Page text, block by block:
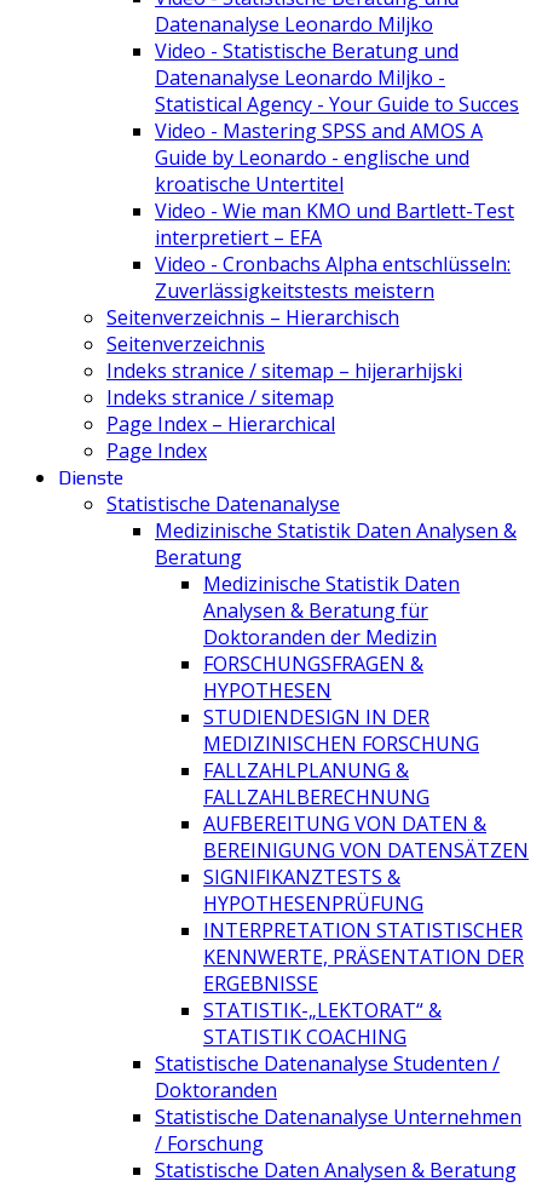
Datenanalyse Leonardo Miljko
Video - Statistische Beratung und
Datenanalyse Leonardo Miljko -
Statistical Agency - Your Guide to Succes
Video - Mastering SPSS and AMOS A
Guide by Leonardo - englische und
kroatische Untertitel
Video - Wie man KMO und Bartlett-Test
interpretiert – EFA
Video - Cronbachs Alpha entschlüsseln:
Zuverlässigkeitstests meistern
Seitenverzeichnis – Hierarchisch
Seitenverzeichnis
Indeks stranice / sitemap – hijerarhijski
Indeks stranice / sitemap
Page Index – Hierarchical
Page Index
Dienste
Statistische Datenanalyse
Medizinische Statistik Daten Analysen &
Beratung
Medizinische Statistik Daten
Analysen & Beratung für
Doktoranden der Medizin
FORSCHUNGSFRAGEN &
HYPOTHESEN
STUDIENDESIGN IN DER
MEDIZINISCHEN FORSCHUNG
FALLZAHLPLANUNG &
FALLZAHLBERECHNUNG
AUFBEREITUNG VON DATEN &
BEREINIGUNG VON DATENSÄTZEN
SIGNIFIKANZTESTS &
HYPOTHESENPRÜFUNG
INTERPRETATION STATISTISCHER
KENNWERTE, PRÄSENTATION DER
ERGEBNISSE
STATISTIK-„LEKTORAT“ &
STATISTIK COACHING
Statistische Datenanalyse Studenten /
Doktoranden
Statistische Datenanalyse Unternehmen
/ Forschung
Statistische Daten Analysen & Beratung